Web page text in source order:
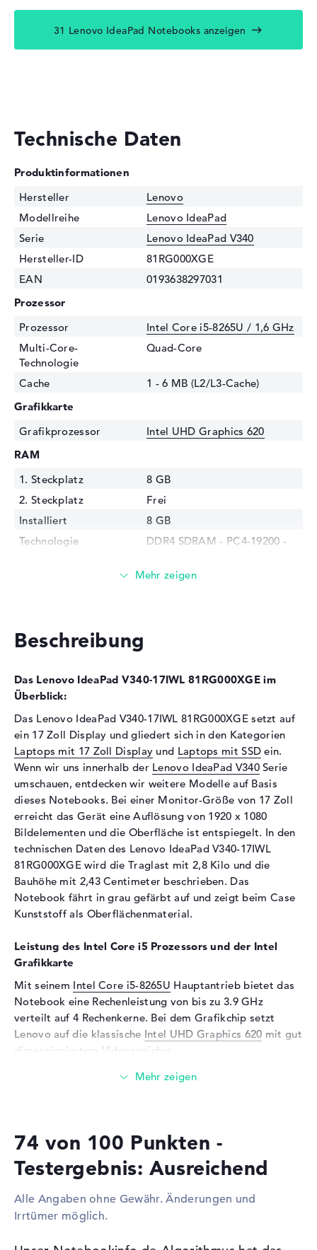
31 Lenovo IdeaPad Notebooks anzeigen
Technische Daten
Produktinformationen
Hersteller
Lenovo
Modellreihe
Lenovo IdeaPad
Serie
Lenovo IdeaPad V340
Hersteller-ID
81RG000XGE
EAN
0193638297031
Prozessor
Prozessor
Intel Core i5-8265U / 1,6 GHz
Multi-Core-
Technologie
Quad-Core
Cache
1 - 6 MB (L2/L3-Cache)
Grafikkarte
Grafikprozessor
Intel UHD Graphics 620
RAM
1. Steckplatz
8 GB
2. Steckplatz
Frei
Installiert
8 GB
Technologie
DDR4 SDRAM - PC4-19200 -
Optische Speicher
Laufwerks-Typ
DVD±RW (±R DL) (DVD-
Brenner)
Display-Typ
17,3" TFT
Max. Auflösung
1920 x 1080
Auflösungstyp
Full-HD
Besonderheiten
Display, entspiegelt, LED-
Hintergrundbeleuchtung, IPS
Panel
Audio
Soundkarte
Hi-Definition Audio
Webcam
Eingabegeräte
Touch-Trackpad)
Netzwerk
Netzwerkkarte
Gigabit Ethernet
(10/100/1000)
802.11a, 802.11b, 802.11g,
802.11n, 802.11ac
Schnittstellen
2 x USB 3.1, 1 x USB 3.1 - Typ
C
Netzwerk
1 x Ethernet - RJ-45
(Kopfhörer/Mikrofon)
Beschreibung
Das Lenovo IdeaPad V340-17IWL 81RG000XGE im
Überblick:
Das Lenovo IdeaPad V340-17IWL 81RG000XGE setzt auf
ein 17 Zoll Display und gliedert sich in den Kategorien
Laptops mit 17 Zoll Display und Laptops mit SSD ein.
Wenn wir uns innerhalb der Lenovo IdeaPad V340Serie
umschauen, entdecken wir weitere Modelle auf Basis
dieses Notebooks. Bei einer Monitor-Größe von 17 Zoll
erreicht das Gerät eine Auflösung von 1920 x 1080
Bildelementen und die Oberfläche ist entspiegelt. In den
technischen Daten des Lenovo IdeaPad V340-17IWL
81RG000XGE wird die Traglast mit 2,8 Kilo und die
Bauhöhe mit 2,43 Centimeter beschrieben. Das
Notebook fährt in grau gefärbt auf und zeigt beim Case
Kunststoff als Oberflächenmaterial.
Leistung des Intel Core i5 Prozessors und der Intel
Grafikkarte
Mit seinem Intel Core i5-8265U Hauptantrieb bietet das
Notebook eine Rechenleistung von bis zu 3.9 GHz
verteilt auf 4 Rechenkerne. Bei dem Grafikchip setzt
Lenovo auf die klassische Intel UHD Graphics 620 mit gut
dimensioniertem Videospeicher.
Wieviel Speicher hat das Lenovo IdeaPad V340-17IWL
von 8 Gigabyte. Maximal dürfen 16 GByte in dieses
RAM-Speichertyp DDR4 SDRAM (PC4-19200 - 2400 MHz).
auf der vorhandenen 256 GB SSD Festplatte.
74 von 100 Punkten -
Testergebnis: Ausreichend
Alle Angaben ohne Gewähr. Änderungen und
Irrtümer möglich.